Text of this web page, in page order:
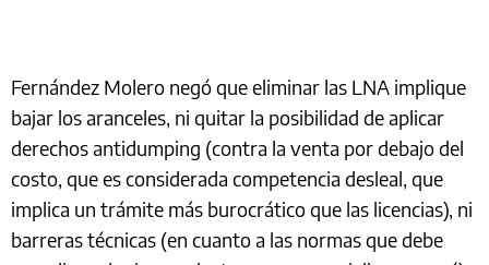
Fernández Molero negó que eliminar las LNA implique
bajar los aranceles, ni quitar la posibilidad de aplicar
derechos antidumping (contra la venta por debajo del
costo, que es considerada competencia desleal, que
implica un trámite más burocrático que las licencias), ni
barreras técnicas (en cuanto a las normas que debe